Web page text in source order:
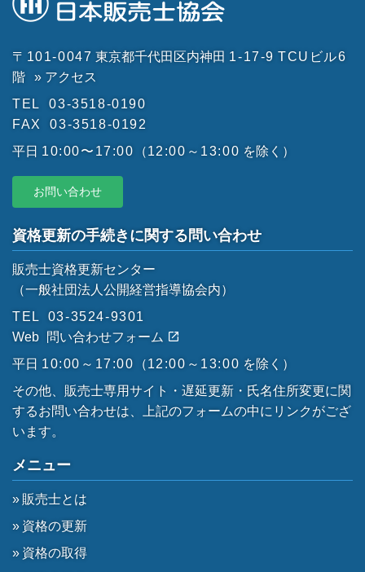
〒101-0047 東京都千代田区内神田 1-17-9 TCUビル6
階
» アクセス
TEL
03-3518-0190
FAX
03-3518-0192
平日 10:00〜17:00 （12:00～13:00 を除く）
お問い合わせ
資格更新の手続きに関する問い合わせ
販売士資格更新センター
（一般社団法人公開経営指導協会内）
TEL
03-3524-9301
Web
問い合わせフォーム
平日 10:00～17:00 （12:00～13:00 を除く）
その他、販売士専用サイト・遅延更新・氏名住所変更に関
するお問い合わせは、上記のフォームの中にリンクがござ
います。
メニュー
販売士とは
資格の更新
資格の取得